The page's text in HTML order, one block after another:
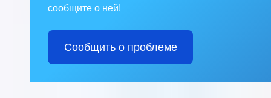
сообщите о ней!
Сообщить о проблеме